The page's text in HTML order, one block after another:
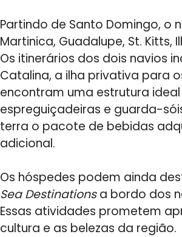
Partindo de Santo Domingo, o
Martinica, Guadalupe, St. Kitts,
Os itinerários dos dois navios
Catalina, a ilha privativa para
encontram uma estrutura
espreguiçadeiras e guarda-
terra o pacote de bebidas
adicional.
Os hóspedes podem ainda
Sea Destinationsa bordo dos
Essas atividades prometem
cultura e as belezas da região.